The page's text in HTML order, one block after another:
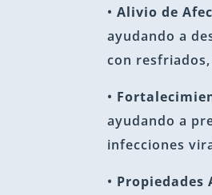
•Alivio de
ayudando a
con
•
ayudando a
infecciones
•